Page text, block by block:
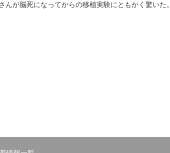
んが脳死になってからの移植実験にともかく驚いた。